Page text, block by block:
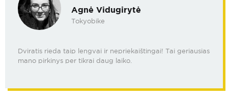
Agnė Vidugirytė
Tokyobike
Dviratis rieda taip lengvai ir nepriekaištingai! Tai geriausias
mano pirkinys per tikrai daug laiko.